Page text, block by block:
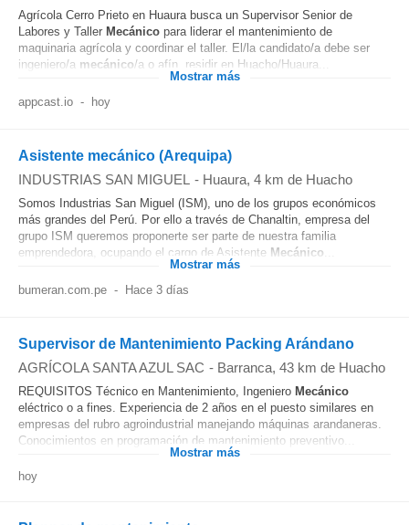
Agrícola Cerro Prieto en Huaura busca un Supervisor Senior de
Labores y Taller Mecánico para liderar el mantenimiento de
maquinaria agrícola y coordinar el taller. El/la candidato/a debe ser
ingeniero/a mecánico/a o afín, residir en Huacho/Huaura...
Mostrar más
appcast.io - hoy
Asistente mecánico (Arequipa)
INDUSTRIAS SAN MIGUEL - Huaura, 4 km de Huacho
Somos Industrias San Miguel (ISM), uno de los grupos económicos
más grandes del Perú. Por ello a través de Chanaltin, empresa del
grupo ISM queremos proponerte ser parte de nuestra familia
emprendedora, ocupando el cargo de Asistente Mecánico
Mostrar más
bumeran.com.pe - Hace 3 días
Supervisor de Mantenimiento Packing Arándano
AGRÍCOLA SANTA AZUL SAC - Barranca, 43 km de Huacho
REQUISITOS Técnico en Mantenimiento, Ingeniero Mecánico
eléctrico o a fines. Experiencia de 2 años en el puesto similares en
empresas del rubro agroindustrial manejando máquinas arandaneras.
Conocimientos en programación de mantenimiento preventivo...
Mostrar más
hoy